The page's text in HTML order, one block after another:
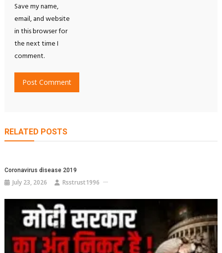
Save my name,
email, and website
in this browser for
the next time I
comment.
RELATED POSTS
Coronavirus disease 2019
July 23, 2026 Rsstrust1996